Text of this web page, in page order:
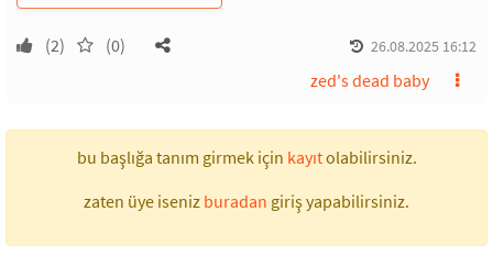
(2) (0) 26.08.2025 16:12
zed's dead baby
bu başlığa tanım girmek için kayıtolabilirsiniz.
zaten üye iseniz buradan giriş yapabilirsiniz.